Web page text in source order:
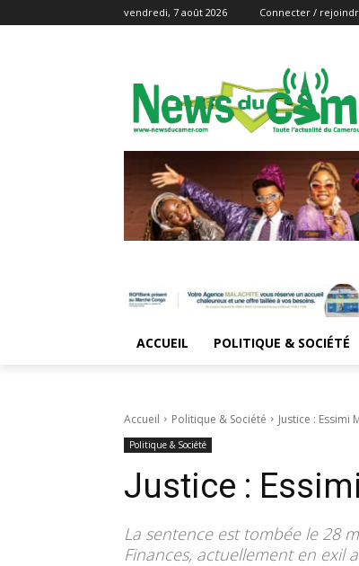
vendredi, 7 août 2026 Connecter /
ACCUEIL POLITIQUE & SOCIÉTÉ
Accueil Politique & Société Justice : Essimi
Politique & Société
Justice :
La sentence est tombée le 28
Finances, actuellement en exil